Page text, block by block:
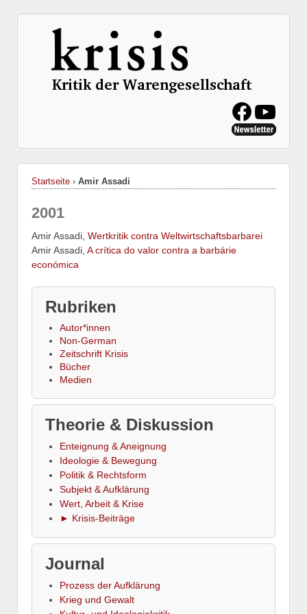
Startseite › Amir Assadi
2001
Amir Assadi, Wertkritik contra Weltwirtschaftsbarbarei
Amir Assadi, A crítica do valor contra a barbárie
económica
Rubriken
Autor*innen
Non-German
Zeitschrift Krisis
Bücher
Medien
Theorie & Diskussion
Enteignung & Aneignung
Ideologie & Bewegung
Politik & Rechtsform
Subjekt & Aufklärung
Wert, Arbeit & Krise
► Krisis-Beiträge
Journal
Prozess der Aufklärung
Krieg und Gewalt